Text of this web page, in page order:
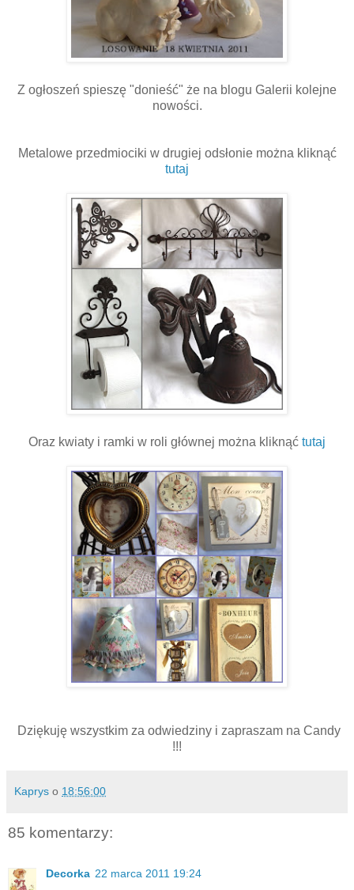
Z ogłoszeń spieszę "donieść" że na blogu Galerii kolejne
nowości.
Metalowe przedmiociki w drugiej odsłonie można kliknąć
tutaj
Oraz kwiaty i ramki w roli głównej można kliknąć tutaj
Dziękuję wszystkim za odwiedziny i zapraszam na Candy
!!!
Kaprys o 18:56:00
85 komentarzy:
Decorka 22 marca 2011 19:24